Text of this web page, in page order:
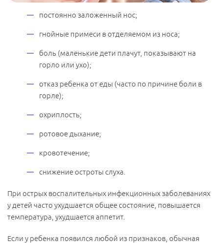
постоянно заложенный нос;
гнойные примеси в отделяемом из носа;
боль (маленькие дети плачут, показывают на
горло или ухо);
отказ ребенка от еды (часто по причине боли в
горле);
охриплость;
ротовое дыхание;
кровотечение;
снижение остроты слуха.
При острых воспалительных инфекционных заболеваниях
у детей часто ухудшается общее состояние, повышается
температура, ухудшается аппетит.
Если у ребенка появился любой из признаков, обычная